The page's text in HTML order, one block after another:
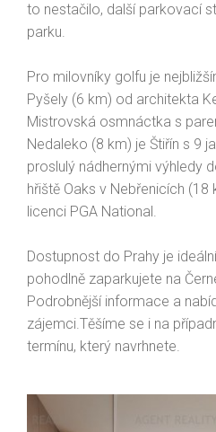
to nestačilo, další parkovací
parku.
Pro milovníky golfu je
Pyšely (6 km) od architekta
Mistrovská osmnáctka s
Nedaleko (8 km) je Štiřín s 9
proslulý nádhernými výhledy
hřiště Oaks v Nebřenicích
licenci PGA National.
Dostupnost do Prahy je
pohodlně zaparkujete na
Podrobnější informace a
zájemci.Těšíme se i na
termínu, který navrhnete.